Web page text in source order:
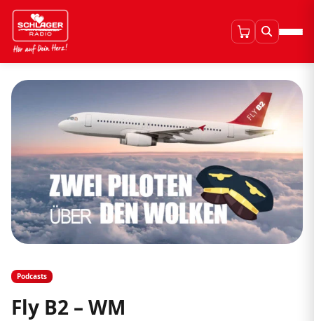
Podcasts
Fly B2 – WM